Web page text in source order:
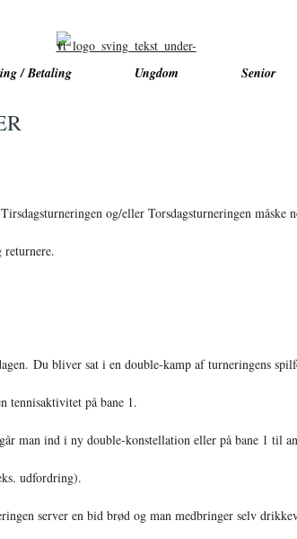
/ Betaling Ungdom Senior
og/eller Torsdagsturneringen måske
returnere.
Du bliver sat i en double-kamp af turneringens
tennisaktivitet på bane 1.
man ind i ny double-konstellation eller på bane 1 til
udfordring).
server en bid brød og man medbringer selv